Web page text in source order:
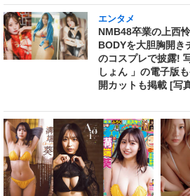
エンタメ
NMB48卒業の上西
BODYを大胆胸開き
のコスプレで披露!
しょん 」の電子版
開カットも掲載 [写